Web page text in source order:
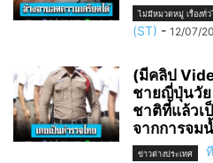
ไม่มีหมวดหมู่ เรื่องทั่ว
(ST) - 12/07/
(มีคลิป
ชายญี่ปุ่นวัย
ชาติที่แล้วเ
จากการจม
ข่าวต่างประเทศ